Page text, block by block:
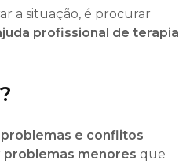
a situação, é procurar
profissional de terapia
e conflitos
problemas menores que